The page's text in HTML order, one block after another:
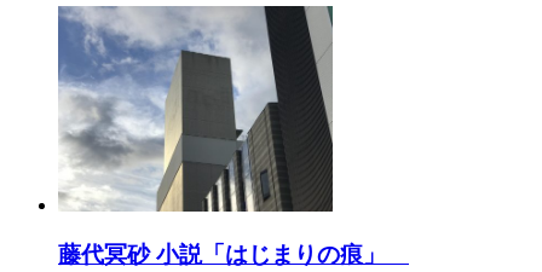
藤代冥砂 小説「はじまりの痕」